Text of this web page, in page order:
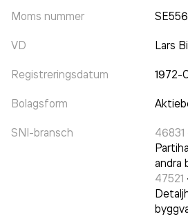
Moms nummer
VD Lars
Registreringsdatum 1972-
Bolagsform
SNI-bransch 46831
andra
47521 ·